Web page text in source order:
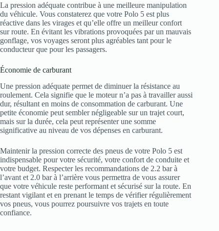
La pression adéquate contribue à une meilleure manipulation
du véhicule. Vous constaterez que votre Polo 5 est plus
réactive dans les virages et qu’elle offre un meilleur confort
sur route. En évitant les vibrations provoquées par un mauvais
gonflage, vos voyages seront plus agréables tant pour le
conducteur que pour les passagers.
Économie de carburant
Une pression adéquate permet de diminuer la résistance au
roulement. Cela signifie que le moteur n’a pas à travailler aussi
dur, résultant en moins de consommation de carburant. Une
petite économie peut sembler négligeable sur un trajet court,
mais sur la durée, cela peut représenter une somme
significative au niveau de vos dépenses en carburant.
Maintenir la pression correcte des pneus de votre Polo 5 est
indispensable pour votre sécurité, votre confort de conduite et
votre budget. Respecter les recommandations de 2.2 bar à
l’avant et 2.0 bar à l’arrière vous permettra de vous assurer
que votre véhicule reste performant et sécurisé sur la route. En
restant vigilant et en prenant le temps de vérifier régulièrement
vos pneus, vous pourrez poursuivre vos trajets en toute
confiance.